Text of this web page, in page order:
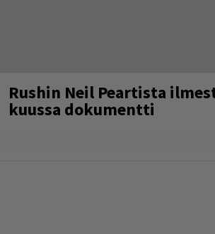
Rushin Neil Peartista
kuussa dokumentti